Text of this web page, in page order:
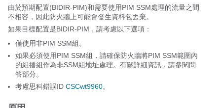
由於預期配置(BIDIR-PIM)和需要使用PIM SSM處理的流量之間
不相容，因此防火牆上可能會發生資料包丟棄。
如果目標配置是BIDIR-PIM，請考慮以下選項：
僅使用非PIM SSM組。
如果必須使用PIM SSM組，請確保防火牆將PIM SSM範圍內
的組播組作為非SSM組地址處理。有關詳細資訊，請參閱問
答部分。
考慮思科錯誤ID CSCwt9960。